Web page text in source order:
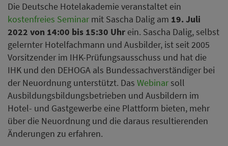
Die Deutsche Hotelakademie veranstaltet ein
kostenfreies Seminar mit Sascha Dalig am 19. Juli
2022 von 14:00 bis 15:30 Uhr ein. Sascha Dalig, selbst
gelernter Hotelfachmann und Ausbilder, ist seit 2005
Vorsitzender im IHK-Prüfungsausschuss und hat die
IHK und den DEHOGA als Bundessachverständiger bei
der Neuordnung unterstützt. Das Webinar soll
Ausbildungsbildungsbetrieben und Ausbildern im
Hotel- und Gastgewerbe eine Plattform bieten, mehr
über die Neuordnung und die daraus resultierenden
Änderungen zu erfahren.